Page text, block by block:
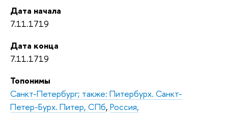
Дата начала
7.11.1719
Дата конца
7.11.1719
Топонимы
Санкт-Петербург; также: Питербурх. Санкт-
Петер-Бурх. Питер, СПб, Россия,